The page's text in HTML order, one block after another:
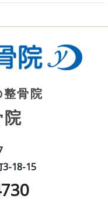
骨院
3-18-15